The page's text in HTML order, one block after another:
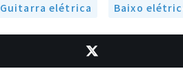
Guitarra elétrica Baixo